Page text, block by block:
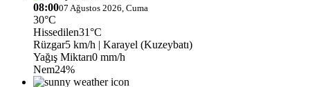
08:0007 Ağustos 2026, Cuma
30°C
Hissedilen31°C
Rüzgar5 km/h | Karayel (Kuzeybatı)
Yağış Miktarı0 mm/h
Nem24%